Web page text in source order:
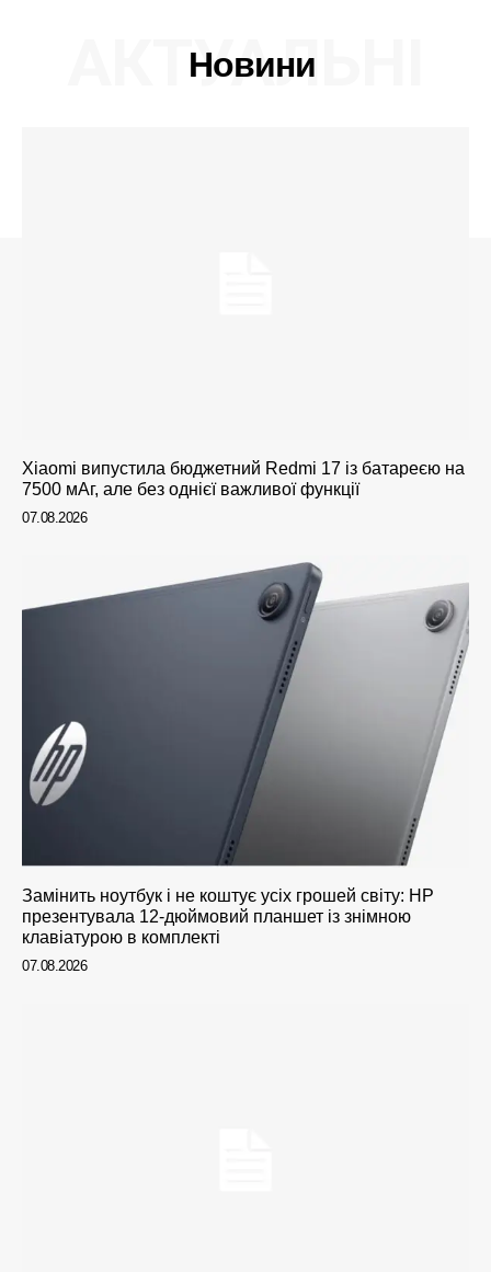
Новини
АКТУАЛЬНІ
Xiaomi випустила бюджетний Redmi 17 із батареєю на
7500 мАг, але без однієї важливої функції
07.08.2026
Замінить ноутбук і не коштує усіх грошей світу: HP
презентувала 12-дюймовий планшет із знімною
клавіатурою в комплекті
07.08.2026